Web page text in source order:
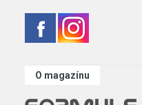
O magazínu